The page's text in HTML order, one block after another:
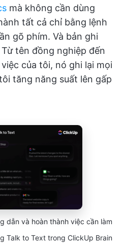
mà không cần dùng
tất cả chỉ bằng lệnh
gõ phím. Và bản ghi
tên đồng nghiệp đến
của tôi, nó ghi lại mọi
tăng năng suất lên gấp
dẫn và hoàn thành việc cần làm
Talk to Text trong ClickUp Brain